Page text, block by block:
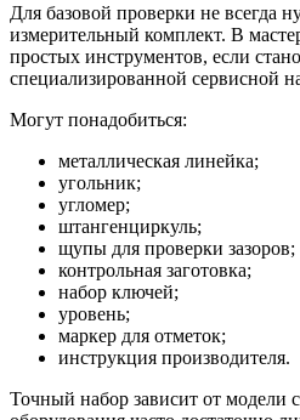
Для базовой проверки не всегда
измерительный комплект. В
простых инструментов, если
специализированной сервисной
Могут понадобиться:
металлическая линейка;
угольник;
угломер;
штангенциркуль;
щупы для проверки зазоров;
контрольная заготовка;
набор ключей;
уровень;
маркер для отметок;
инструкция производителя.
Точный набор зависит от модели